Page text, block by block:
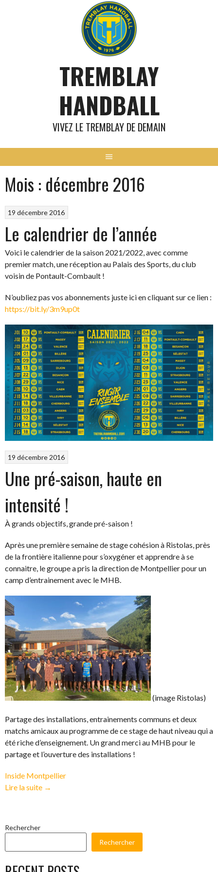
TREMBLAY
HANDBALL
VIVEZ LE TREMBLAY DE DEMAIN
Mois : décembre 2016
19 décembre 2016
Le calendrier de l’année
Voici le calendrier de la saison 2021/2022, avec comme
premier match, une réception au Palais des Sports, du club
voisin de Pontault-Combault !
N’oubliez pas vos abonnements juste ici en cliquant sur ce lien :
https://bit.ly/3m9up0t
19 décembre 2016
Une pré-saison, haute en
intensité !
À grands objectifs, grande pré-saison !
Après une première semaine de stage cohésion à Ristolas, près
de la frontière italienne pour s’oxygéner et apprendre à se
connaitre, le groupe a pris la direction de Montpellier pour un
camp d’entrainement avec le MHB.
(image Ristolas)
Partage des installations, entrainements communs et deux
matchs amicaux au programme de ce stage de haut niveau qui a
été riche d’enseignement. Un grand merci au MHB pour le
partage et l’ouverture des installations !
Inside Montpellier
Lire la suite « Une
en
→
Rechercher
Rechercher